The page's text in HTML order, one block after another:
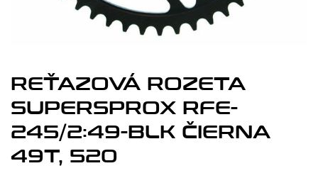
REŤAZOVÁ ROZETA
SUPERSPROX RFE-
245/2:49-BLK ČIERNA
49T, 520